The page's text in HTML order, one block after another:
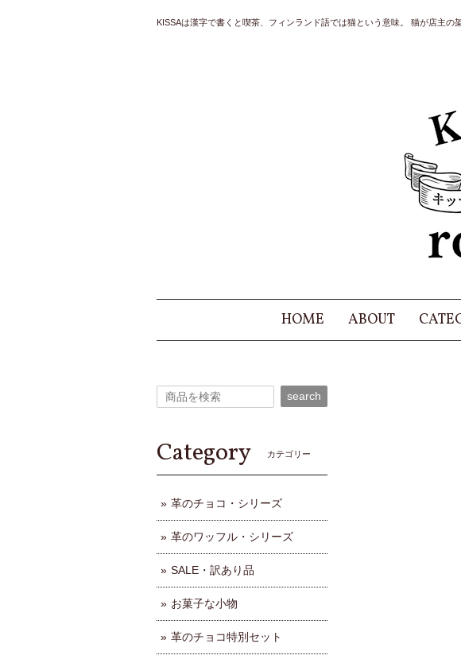
KISSAは漢字で書くと喫茶、フィンランド語では猫という意味。 猫が店主
HOME ABOUT
search
Category カテゴリー
革のチョコ・シリーズ
革のワッフル・シリーズ
SALE・訳あり品
お菓子な小物
革のチョコ特別セット